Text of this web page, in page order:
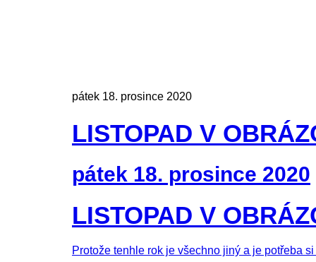
pátek 18. prosince 2020
LISTOPAD V
pátek 18. prosince 2020
LISTOPAD V
Protože tenhle rok je všechno jiný a je potřeba